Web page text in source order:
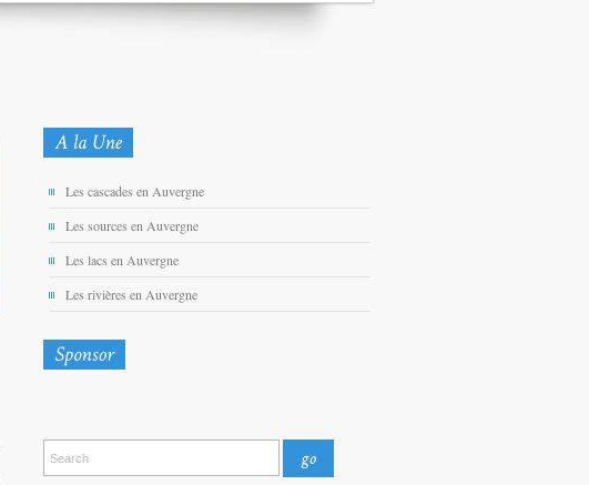
Les cascades en Auvergne
Les sources en Auvergne
Les lacs en Auvergne
Les rivières en Auvergne